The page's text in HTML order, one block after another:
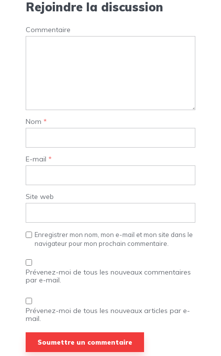
Rejoindre la discussion
Commentaire
Nom *
E-mail *
Site web
Enregistrer mon nom, mon e-mail et mon site dans le
navigateur pour mon prochain commentaire.
Prévenez-moi de tous les nouveaux commentaires
par e-mail.
Prévenez-moi de tous les nouveaux articles par e-
mail.